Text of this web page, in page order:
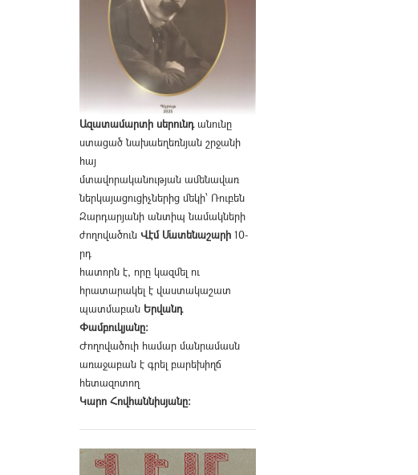
Ազատամարտի սերունդանունը
ստացած նախաեղեռնյան շրջանի
հայ
մտավորականության ամենավառ
ներկայացուցիչներից մեկի՝ Ռուբեն
Զարդարյանի անտիպ նամակների
ժողովածուն Վէմ Մատենաշարի 10-
րդ
հատորն է, որը կազմել ու
հրատարակել է վաստակաշատ
պատմաբան Երվանդ
Փամբուկյանը։
Ժողովածուի համար մանրամասն
առաջաբան է գրել բարեխիղճ
հետազոտող
Կարո Հովհաննիսյանը։